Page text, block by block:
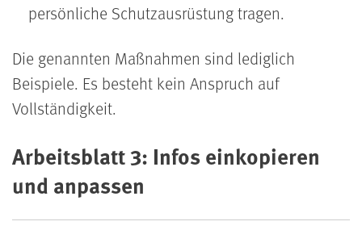
persönliche Schutzausrüstung tragen.
Die genannten Maßnahmen sind lediglich
Beispiele. Es besteht kein Anspruch auf
Vollständigkeit.
Arbeitsblatt 3: Infos einkopieren
und anpassen